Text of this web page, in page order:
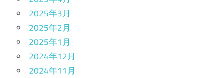
2025年3月
2025年2月
2025年1月
2024年12月
2024年11月